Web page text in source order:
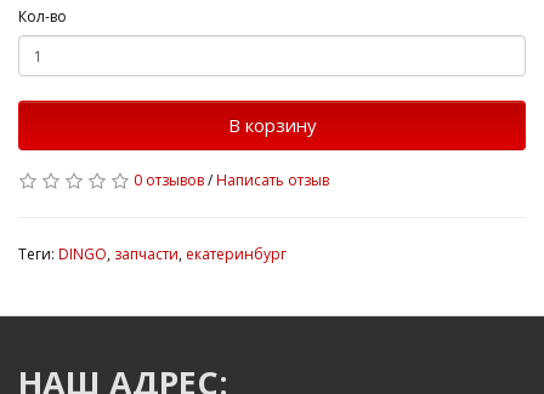
Кол-во
В корзину
0 отзывов/Написать отзыв
Теги: DINGO, запчасти, екатеринбург
НАШ АДРЕС: